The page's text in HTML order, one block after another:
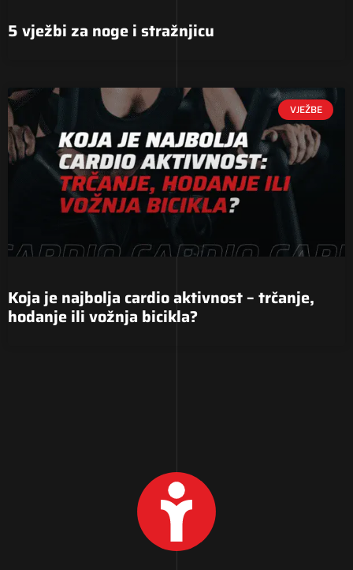
5 vježbi za noge i stražnjicu
VJEŽBE
Koja je najbolja cardio aktivnost – trčanje,
hodanje ili vožnja bicikla?